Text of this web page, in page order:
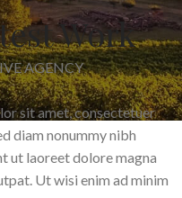
Work
AGENCY
sit amet, consectetuer
diam nonummy nibh
ut laoreet dolore magna
Ut wisi enim ad minim